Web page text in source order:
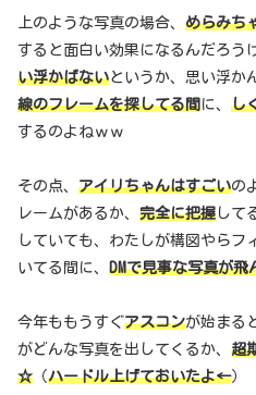
上のような写真の場合、 めらみち
すると面白い効果になるんだろう
い浮かばないというか、思い浮か
線のフレームを探してる間に、 し
するのよねｗｗ
その点、 アイリちゃんはすごいの
レームがあるか、 完全に把握 して
していても、わたしが構図やらフ
いてる間に、 DMで見事な写真が飛
今年ももうすぐアスコンが始まる
がどんな写真を出してくるか、 超
☆（ハードル上げておいたよ←）